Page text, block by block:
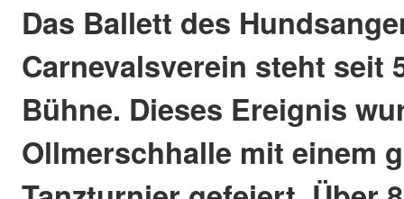
Das Ballett des
Carnevalsverein steht seit
Bühne. Dieses Ereignis
Ollmerschhalle mit einem